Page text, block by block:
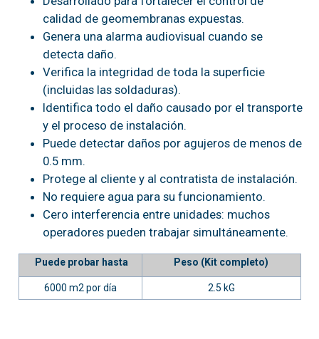
calidad de geomembranas expuestas.
Genera una alarma audiovisual cuando se
detecta daño.
Verifica la integridad de toda la superficie
(incluidas las soldaduras).
Identifica todo el daño causado por el transporte
y el proceso de instalación.
Puede detectar daños por agujeros de menos de
0.5 mm.
Protege al cliente y al contratista de instalación.
No requiere agua para su funcionamiento.
Cero interferencia entre unidades: muchos
operadores pueden trabajar simultáneamente.
Puede probar hasta Peso (Kit completo)
6000 m2 por día 2.5 kG